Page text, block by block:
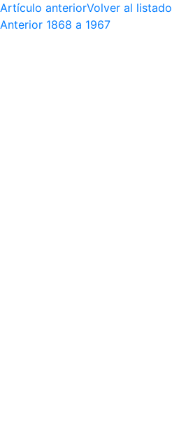
Artículo anteriorVolver al listado
Anterior 1868 a 1967